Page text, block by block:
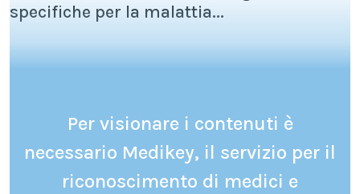
specifiche per la malattia...
Per visionare i contenuti è
necessario Medikey, il servizio per il
riconoscimento di medici e